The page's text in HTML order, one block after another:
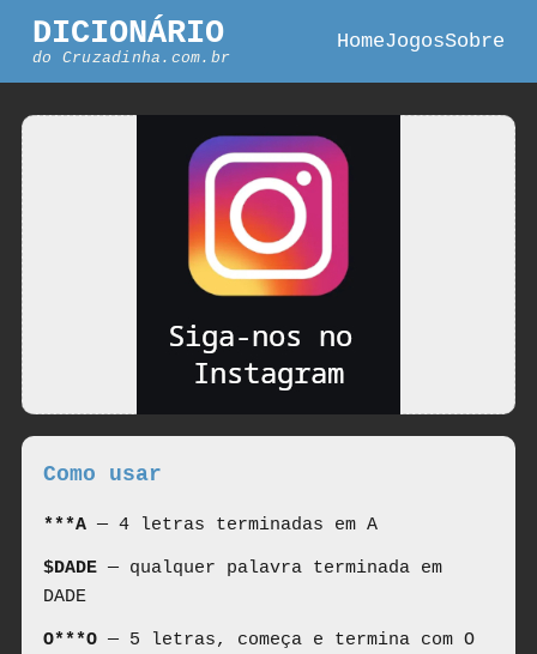
DICIONÁRIO
do Cruzadinha.com.br
HomeJogosSobre
Como usar
***A — 4 letras terminadas em A
$DADE — qualquer palavra terminada em
DADE
O***O — 5 letras, começa e termina com O